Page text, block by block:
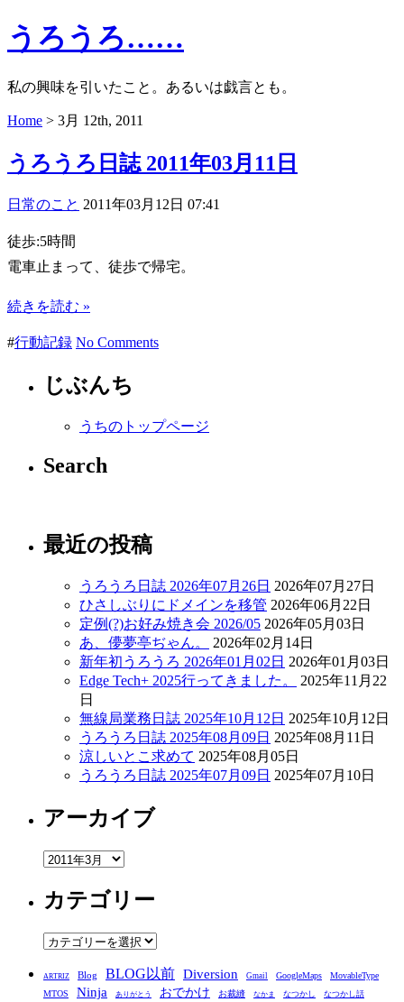
うろうろ……
私の興味を引いたこと。あるいは戯言とも。
Home > 3月 12th, 2011
うろうろ日誌 2011年03月11日
日常のこと 2011年03月12日 07:41
徒歩:5時間
電車止まって、徒歩で帰宅。
続きを読む »
#行動記録 No Comments
じぶんち
うちのトップページ
Search
最近の投稿
うろうろ日誌 2026年07月26日 2026年07月27日
ひさしぶりにドメインを移管 2026年06月22日
定例(?)お好み焼き会 2026/05 2026年05月03日
あ、儚夢亭ぢゃん。
2026年02月14日
新年初うろうろ 2026年01月02日 2026年01月03日
Edge Tech+ 2025行ってきました。
2025年11月22
日
無線局業務日誌 2025年10月12日 2025年10月12日
うろうろ日誌 2025年08月09日 2025年08月11日
涼しいとこ求めて 2025年08月05日
うろうろ日誌 2025年07月09日 2025年07月10日
アーカイブ
ア
カ
イ
ブ
カテゴリー
カ
ゴ
リ
ARTRIZ Blog BLOG以前 Diversion Gmail GoogleMaps
MovableType
MTOS
Ninja ありがとう おでかけ お裁縫 なかま なつかし なつかし話